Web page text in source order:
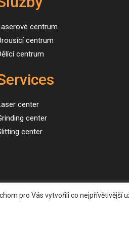
pro Vás vytvořili co nejpřívětivější
centrum
centrum
centrum
center
center
center